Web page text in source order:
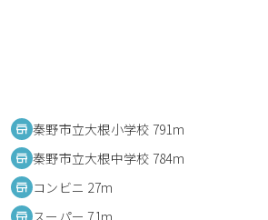
秦野市立大根小学校 791m
秦野市立大根中学校 784m
コンビニ 27m
スーパー 71m